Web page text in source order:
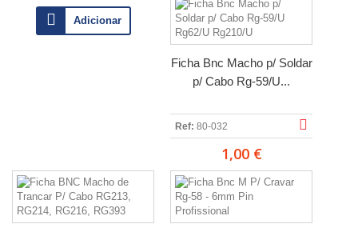
Adicionar
Ficha Bnc Macho p/ Soldar
p/ Cabo Rg-59/U...
Ref: 80-032
1,00 €